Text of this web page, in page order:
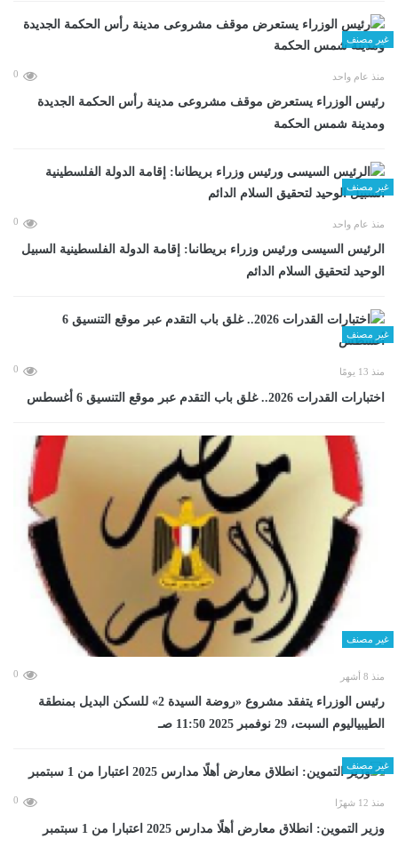
غير مصنف
منذ عام واحد 0
رئيس الوزراء يستعرض موقف مشروعى مدينة رأس الحكمة الجديدة
ومدينة شمس الحكمة
غير مصنف
منذ عام واحد 0
الرئيس السيسى ورئيس وزراء بريطانىا: إقامة الدولة الفلسطينية السبيل
الوحيد لتحقيق السلام الدائم
غير مصنف
منذ 13 يومًا 0
اختبارات القدرات 2026.. غلق باب التقدم عبر موقع التنسيق 6 أغسطس
غير مصنف
منذ 8 أشهر 0
رئيس الوزراء يتفقد مشروع «روضة السيدة 2» للسكن البديل بمنطقة
الطيبياليوم السبت، 29 نوفمبر 2025 11:50 صـ
غير مصنف
منذ 12 شهرًا 0
وزير التموين: انطلاق معارض أهلًا مدارس 2025 اعتبارا من 1 سبتمبر